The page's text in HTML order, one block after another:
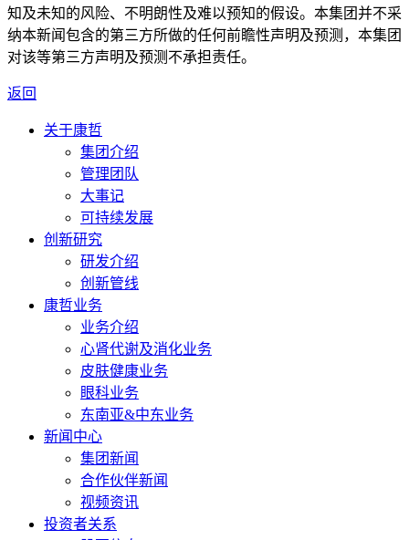
知及未知的风险、不明朗性及难以预知的假设。本集团并不采
纳本新闻包含的第三方所做的任何前瞻性声明及预测，本集团
对该等第三方声明及预测不承担责任。
返回
关于康哲
集团介绍
管理团队
大事记
可持续发展
创新研究
研发介绍
创新管线
康哲业务
业务介绍
心肾代谢及消化业务
皮肤健康业务
眼科业务
东南亚&中东业务
新闻中心
集团新闻
合作伙伴新闻
视频资讯
投资者关系